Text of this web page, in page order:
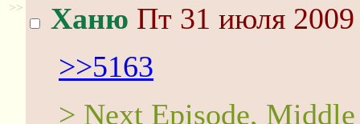
>> Ханю Пт 31 июля
>>5163
> Next Episode, Middle